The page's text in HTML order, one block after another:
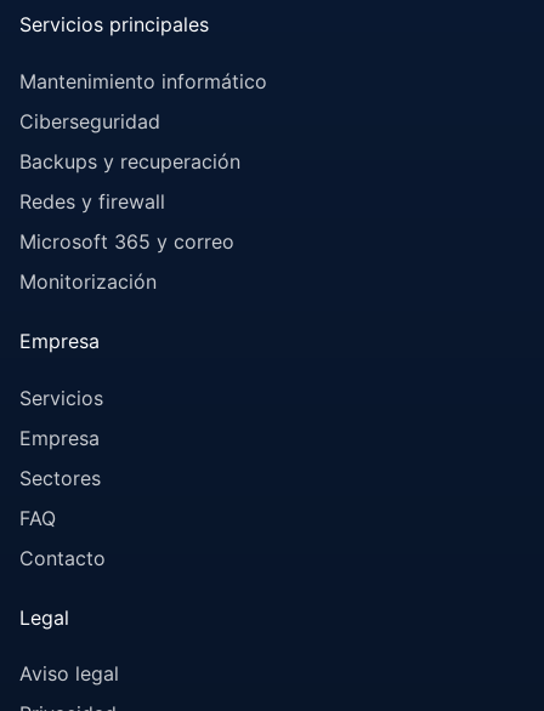
Servicios principales
Mantenimiento informático
Ciberseguridad
Backups y recuperación
Redes y firewall
Microsoft 365 y correo
Monitorización
Empresa
Servicios
Empresa
Sectores
FAQ
Contacto
Legal
Aviso legal